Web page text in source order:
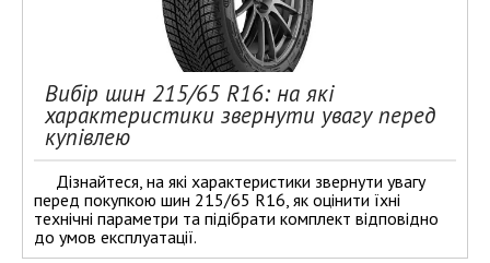
Вибір шин 215/65 R16: на які
характеристики звернути увагу перед
купівлею
Дізнайтеся, на які характеристики звернути увагу
перед покупкою шин 215/65 R16, як оцінити їхні
технічні параметри та підібрати комплект відповідно
до умов експлуатації.